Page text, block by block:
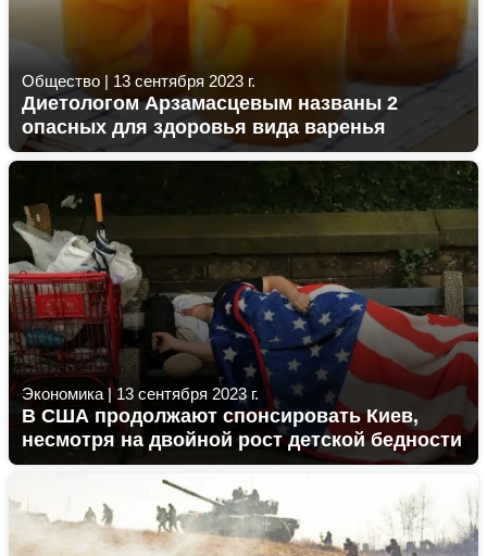
Общество | 13 сентября 2023 г.
Диетологом Арзамасцевым названы 2
опасных для здоровья вида варенья
Экономика|13 сентября 2023 г.
В США продолжают спонсировать Киев,
несмотря на двойной рост детской бедности